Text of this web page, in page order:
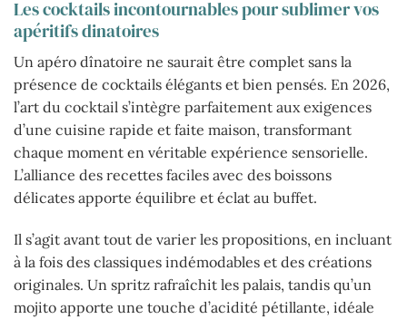
Les cocktails incontournables pour sublimer vos
apéritifs dinatoires
Un apéro dînatoire ne saurait être complet sans la
présence de cocktails élégants et bien pensés. En 2026,
l’art du cocktail s’intègre parfaitement aux exigences
d’une cuisine rapide et faite maison, transformant
chaque moment en véritable expérience sensorielle.
L’alliance des recettes faciles avec des boissons
délicates apporte équilibre et éclat au buffet.
Il s’agit avant tout de varier les propositions, en incluant
à la fois des classiques indémodables et des créations
originales. Un spritz rafraîchit les palais, tandis qu’un
mojito apporte une touche d’acidité pétillante, idéale